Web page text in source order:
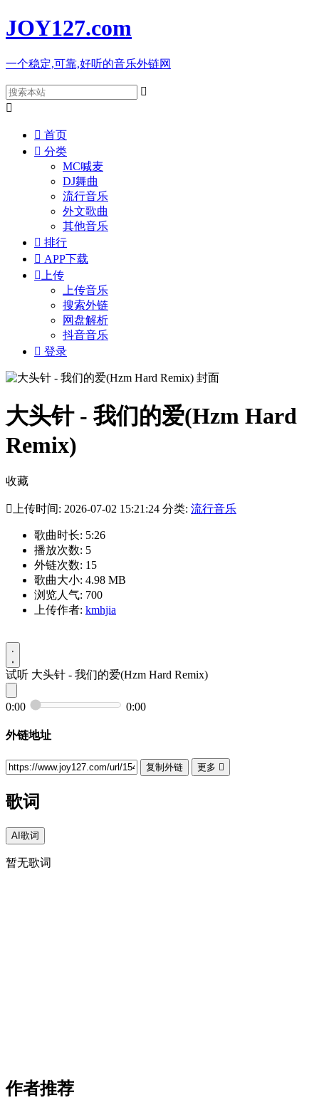
JOY127.com
一个稳定,可靠,好听的音乐外链网


 首页
 分类
MC喊麦
DJ舞曲
流行音乐
外文歌曲
其他音乐
 排行
 APP下载
 上传
上传音乐
搜索外链
网盘解析
抖音音乐
 登录
大头针 - 我们的爱(Hzm Hard
Remix)
收藏
 上传时间: 2026-07-02 15:21:24 分类: 流行音乐
歌曲时长: 5:26
播放次数: 5
外链次数: 15
歌曲大小: 4.98 MB
浏览人气: 700
上传作者: kmhjia
试听 大头针 - 我们的爱(Hzm Hard Remix)
0:00 0:00
外链地址
复制外链 更多 
歌词
AI歌词
暂无歌词
作者推荐